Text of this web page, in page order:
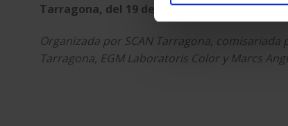
Tarragona, del 19 de octubre al 8 de enero
Organizada por SCAN Tarragona,
Tarragona, EGM Laboratoris Color y Marcs